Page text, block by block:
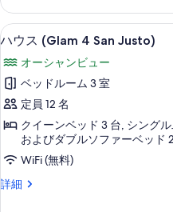
べ
て
の
写
真
を
示
す
(251
Fortaleza,
Suite
の
詳
細
ハ
ス
(Glam
4
San
Justo)
の
す
37
ハウス (Glam 4 San Justo)
オーシャンビュー
ベッドルーム 3 室
定員 12 名
クイーンベッド 3 台, シング
およびダブルソファーベッド
WiFi (無料)
詳細
ハ